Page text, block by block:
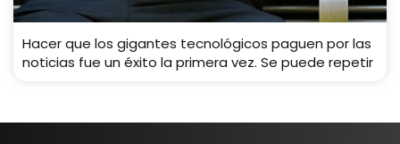
Hacer que los gigantes tecnológicos paguen por las
noticias fue un éxito la primera vez. Se puede repetir